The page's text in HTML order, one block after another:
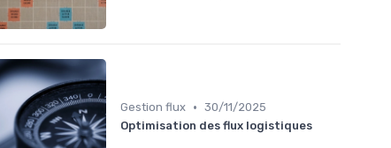
Gestion flux • 30/11/2025
Optimisation des flux logistiques